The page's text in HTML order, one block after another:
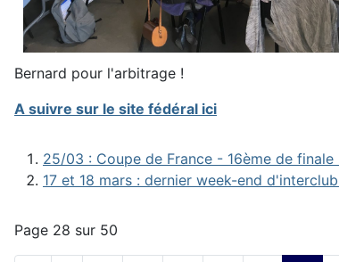
Bernard pour l'arbitrage !
A suivre sur le site fédéral ici
25/03 : Coupe de France - 16ème de
17 et 18 mars : dernier week-end
Page 28 sur 50